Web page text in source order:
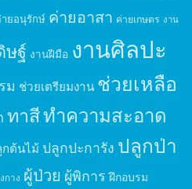
ยอนุรักษ์ ค่ายอาสา ค่ายเกษตร งาน
ษฐ์ งานฝีมือ งานศิลปะ
ม ช่วยเตรียมงาน ช่วยเหลือ
ทาสีทำความสะอาด
ต้นไม้ ปลูกปะการัง ปลูกป่า
กาง ผู้ป่วย ผู้พิการ ฝึกอบรม